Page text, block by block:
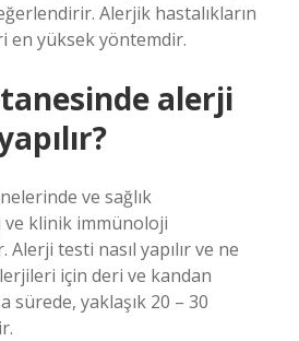
Alerjik hastalıkların
en yüksek yöntemdir.
alerji
ve sağlık
ve klinik immünoloji
Alerji testi nasıl yapılır ve ne
için deri ve kandan
sürede, yaklaşık 20 – 30